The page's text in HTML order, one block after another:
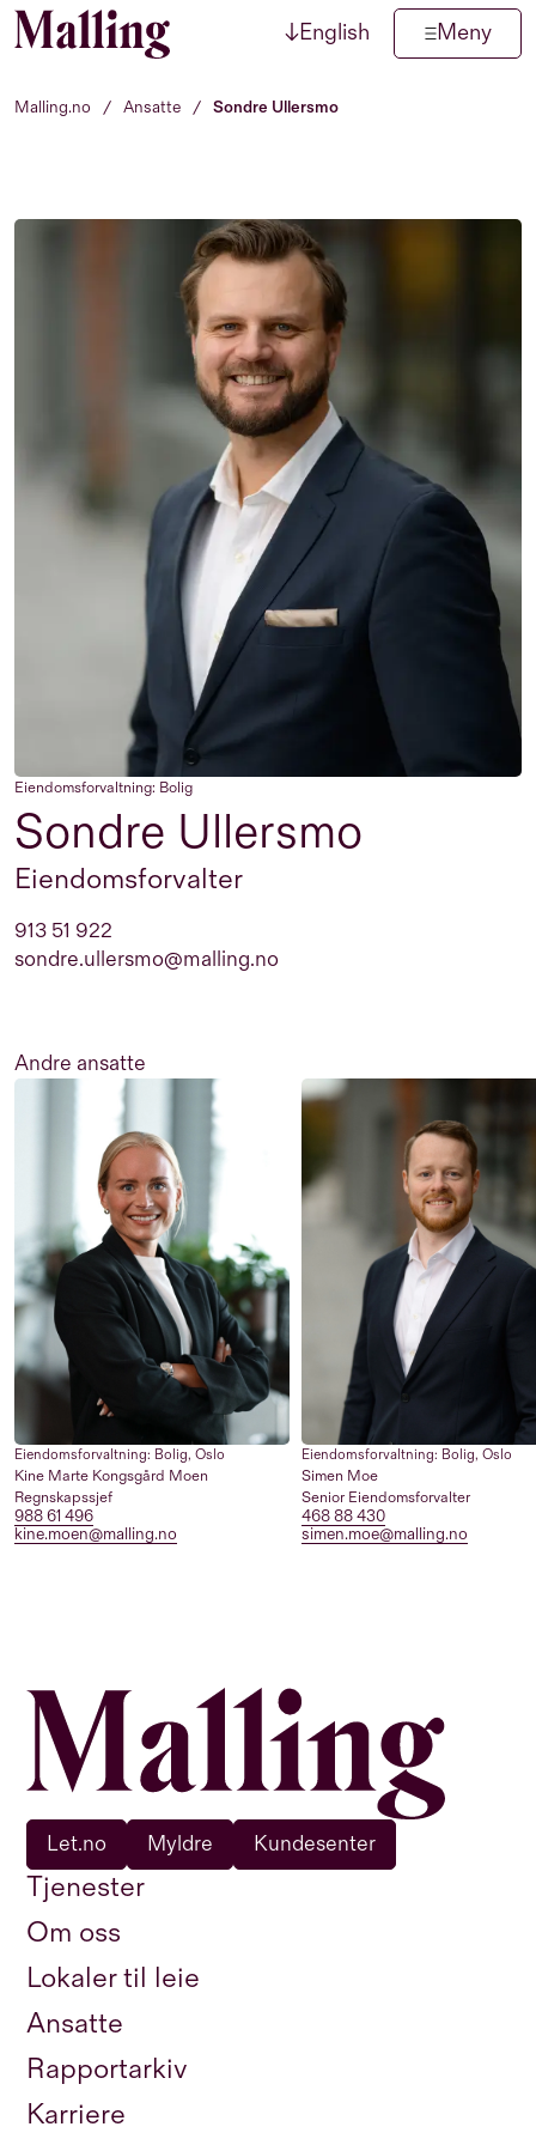
Hopp til innhold ↓English Meny
Malling.no / Ansatte / Sondre Ullersmo
Eiendomsforvaltning: Bolig
Sondre Ullersmo
Eiendomsforvalter
913 51 922
sondre.ullersmo@malling.no
Andre ansatte
Eiendomsforvaltning: Bolig, Oslo
Kine Marte Kongsgård Moen
Regnskapssjef
988 61 496
kine.moen@malling.no
Eiendomsforvaltning: Bolig, Oslo
Simen Moe
Senior Eiendomsforvalter
468 88 430
simen.moe@malling.no
Tjenester
Om oss
Lokaler til leie
Ansatte
Rapportarkiv
Karriere
Let.no Myldre Kundesenter